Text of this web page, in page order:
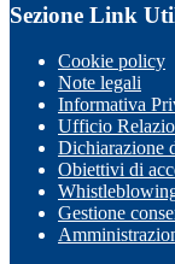
Sezione Link
Cookie policy
Note legali
Informativa
Ufficio
Dichiarazione
Obiettivi di
Gestione